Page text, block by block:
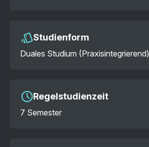
Studienform
Duales Studium (Praxisintegrierend)
Regelstudienzeit
7 Semester